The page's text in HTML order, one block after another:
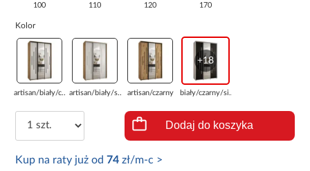
100 110 120 170
Kolor
artisan/biały/c... artisan/biały/s... artisan/czarny
+18
biały/czarny/si...
Dodaj do koszyka
Kup na raty już od74 zł/m-c >